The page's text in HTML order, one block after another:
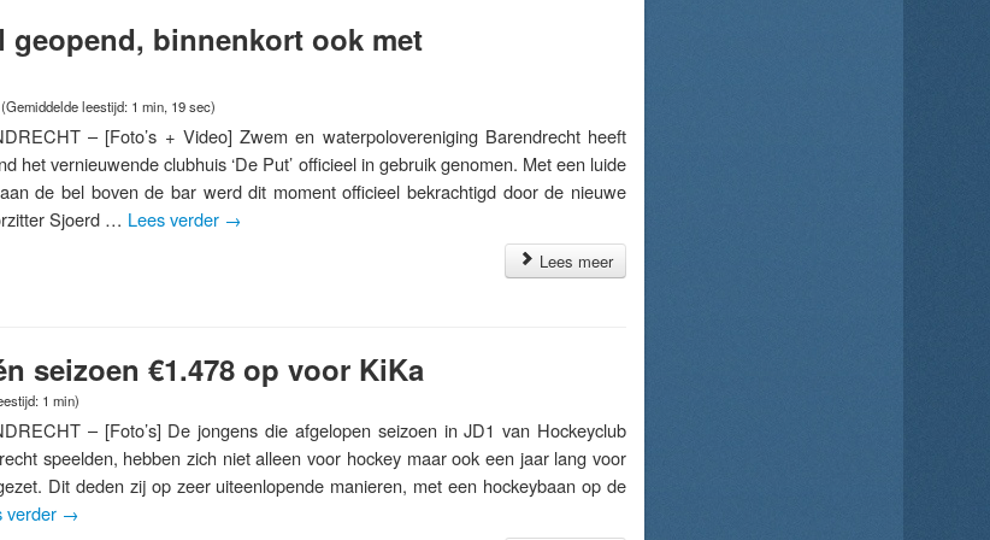
geopend, binnenkort ook met
(Gemiddelde leestijd: 1 min, 19 sec)
– [Foto’s + Video] Zwem en waterpolovereniging Barendrecht heeft
het vernieuwende clubhuis ‘De Put’ officieel in gebruik genomen. Met een luide
de bel boven de bar werd dit moment officieel bekrachtigd door de nieuwe
Sjoerd … Lees verder →
Lees meer
seizoen €1.478 op voor KiKa
1 min)
– [Foto’s] De jongens die afgelopen seizoen in JD1 van Hockeyclub
speelden, hebben zich niet alleen voor hockey maar ook een jaar lang voor
Dit deden zij op zeer uiteenlopende manieren, met een hockeybaan op de
verder →